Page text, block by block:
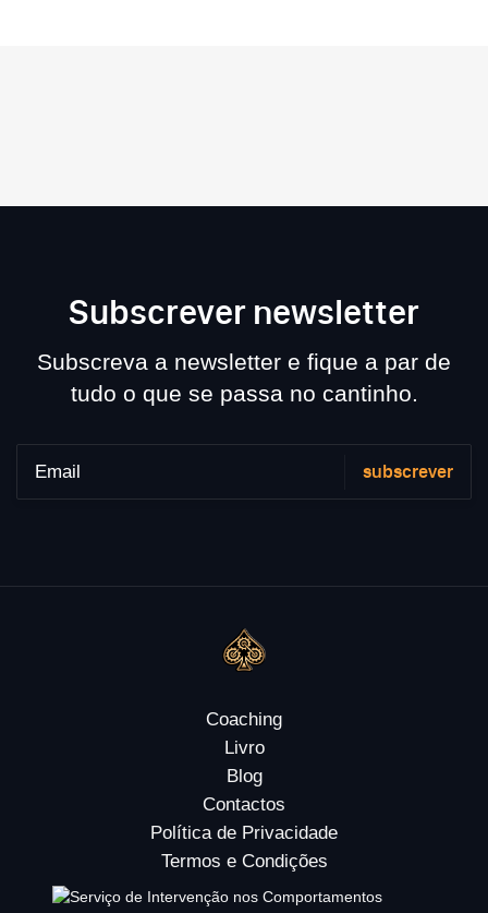
Subscrever newsletter
Subscreva a newsletter e fique a par de
tudo o que se passa no cantinho.
Coaching
Livro
Blog
Contactos
Política de Privacidade
Termos e Condições